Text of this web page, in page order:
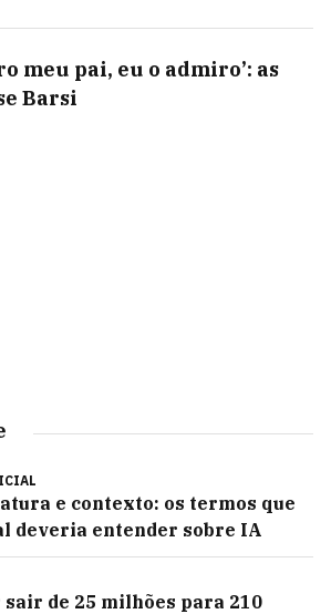
meu pai, eu o admiro’: as
Barsi
e contexto: os termos que
deveria entender sobre IA
de 25 milhões para 210